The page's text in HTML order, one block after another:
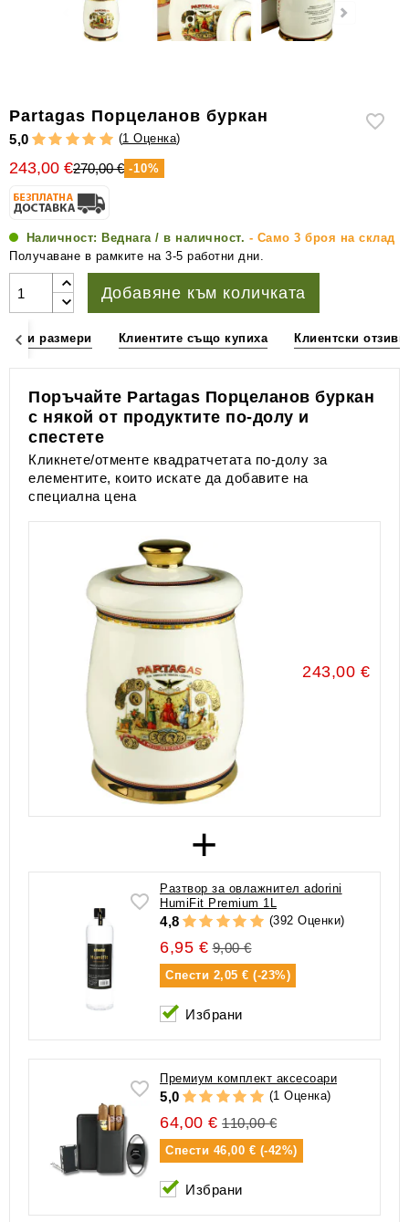
Други
аксесоари
за
Partagas Порцеланов буркан
5,0 (1 Оценка)
243,00 €270,00 € -10%
Наличност: Веднага / в наличност. - Само 3 броя на склад
Получаване в рамките на 3-5 работни дни.
Добавяне към количката
и размери Клиентите също купиха Клиентски отзиви
Поръчайте Partagas Порцеланов буркан
с някой от продуктите по-долу и
спестете
Кликнете/отменте квадратчетата по-долу за
елементите, които искате да добавите на
специална цена
243,00 €
+
Разтвор за овлажнител adorini
HumiFit Premium 1L
4,8 (392 Оценки)
6,95 € 9,00 €
Спести 2,05 € (-23%)
Избрани
Премиум комплект аксесоари
5,0 (1 Оценка)
64,00 € 110,00 €
Спести 46,00 € (-42%)
Избрани